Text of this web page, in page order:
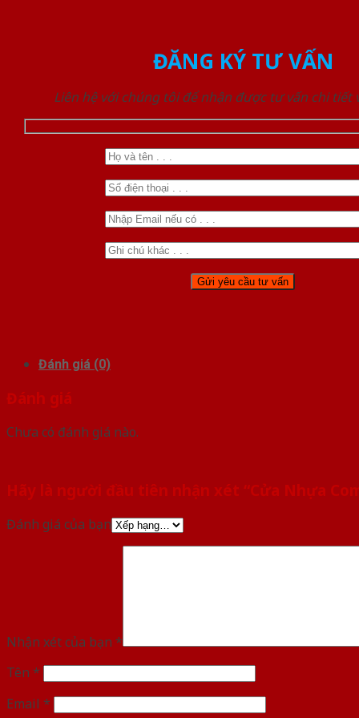
ĐĂNG KÝ TƯ VẤN
Liên hệ với chúng tôi để nhận được tư vấn chi tiết
Đánh giá (0)
Đánh giá
Chưa có đánh giá nào.
Hãy là người đầu tiên nhận xét “Cửa Nhựa
Đánh giá của bạn
Nhận xét của bạn *
Tên *
Email *